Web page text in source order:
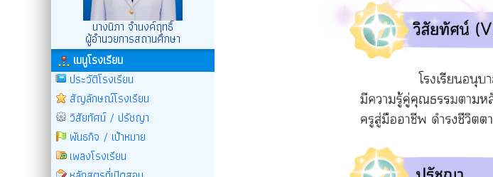
นางนิภา จำนงค์ฤทธิ์
ผู้อำนวยการสถานศึกษา
เมนูโรงเรียน
ประวัติโรงเรียน
สัญลักษณ์โรงเรียน
วิสัยทัศน์ / ปรัชญา
พันธกิจ / เป้าหมาย
เพลงโรงเรียน